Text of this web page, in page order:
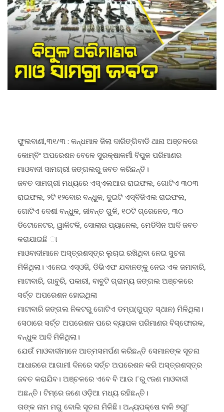
ଫୁଲବାଣୀ,୩୧/୩ : କନ୍ଧମାଳ ଜିଲା ଦାରିଙ୍ଗିବାଡି ଥାନା ଅଞ୍ଚଳରେ
କୋମ୍ବିଂ ଅପରେଶନ ବେଳେ ସୁରକ୍ଷାକର୍ମୀ ବିପୁଳ ପରିମାଣର
ମାଓବାଦୀ ସାମଗ୍ରୀ ଜଙ୍ଗଲରୁ ଜବତ କରିଛନ୍ତି।
ଜବତ ସାମଗ୍ରୀ ମଧ୍ୟରେ ଏସ୍‌ଏଲଆର ରାଇଫଲ, ଗୋଟିଏ ୩୦୩
ରାଇଫଲ, ୨ଟି ୧୨ବୋର ବନ୍ଧୁକ, ଦୁଇଟି ଏସ୍‌ବିଜିଏଲ ରାଇଫଲ,
ଗୋଟିଏ ଦେଶୀ ବନ୍ଧୁକ, ଜୀବନ୍ତ ଗୁଳି, ୧୦ଟି ଗ୍ରେନେଡ, ୩୦
ଡିଟୋନେଟର, ୱାକିଟକି, ସୋଲାର ପ୍ୟାନେଲ, ମେଡିସିନ ଆଦି ଜବତ
କରାଯାଇଛି ା
ମାଓବାଦୀମାନେ ଅସ୍ତ୍ରଶସ୍ତ୍ର ଲୁଚାଇ ରଖିଥିବା ନେଇ ସୁଚନା
ମିଳିଥିଲା। ଏନେଇ ଏସ୍‌ଓଜି, ଡିଭିଏଫ ଯବାନଙ୍କୁ ନେଇ ଏକ ଜମାବାରି,
ମାଟାବାରି, ଗାବୁରି, ପକାରୀ, ବାବୁଟି ଗ୍ରାମ୍ୟ ଜଙ୍ଗଲ ଅଞ୍ଚଳରେ
ସର୍ଚ୍ଚ ଅପରେଶନ ହୋଇଥିଲା
ମାଟାବାରି ଜଙ୍ଗଲ ନିକଟରୁ ଗୋଟିଏ ଡମ୍ପ(ଗୁପ୍ତ ସ୍ଥାନ) ମିଳିଥିଲା।
ସେଠାରେ ସର୍ଚ୍ଚ ଅପରେଶନ ପରେ ବ୍ୟାପକ ପରିମାଣର ବିସ୍ଫୋରକ,
ବନ୍ଧୁକ ଆଦି ମିଳିଥିଲା।
ଯେଉଁ ମାଓବାଦୀମାନେ ଆତ୍ମସମର୍ପଣ କରିଛନ୍ତି ସେମାନଙ୍କ ସୂଚନା
ଆଧାରରେ ଆଗାମୀ ଦିନରେ ସର୍ଚ୍ଚ ଅପରେଶନ କରି ଅସ୍ତ୍ରଶସ୍ତ୍ର
ଜବତ କରାଯିବ। ଅଞ୍ଚଳରେ ଏବେ ବି ଆଉ ୮ରୁ ୯ଜଣ ମାଓବାଦୀ
ଅଛନ୍ତି। ଟିମ୍‌ରେ ଜଣେ ଓଡ଼ିଆ ମଧ୍ୟ ରହିଛନ୍ତି।
ତାଙ୍କ ନାମ ମଗୁ ବୋଲି ସୂଚନା ମିଳିଛି। ଅନ୍ୟପକ୍ଷେ ବାକି ୭ରୁ୮